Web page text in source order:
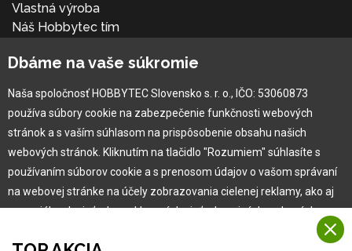
Vlastná výroba
Náš Hobbytec tím
Naša história
Pre zákazníka
Garancia najlepšej ceny
Užívateľský manuál
Dbáme na vaše súkromie
Naša spoločnosť HOBBYTEC Slovensko s. r. o., IČO: 53060873
používa súbory cookie na zabezpečenie funkčnosti webových
stránok a s vaším súhlasom na prispôsobenie obsahu našich
webových stránok. Kliknutím na tlačidlo "Rozumiem" súhlasíte s
používaním súborov cookie a s prenosom údajov o vašom správaní
na webovej stránke na účely zobrazovania cielenej reklamy, ako aj
na sociálnych sieťach a reklamných sieťach na iných webových